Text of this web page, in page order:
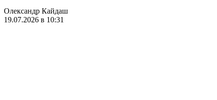
Олександр Кайдаш
19.07.2026 в 10:31